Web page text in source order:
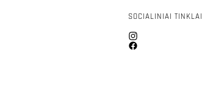
SOCIALINIAI TINKLAI
Instagram
Facebook